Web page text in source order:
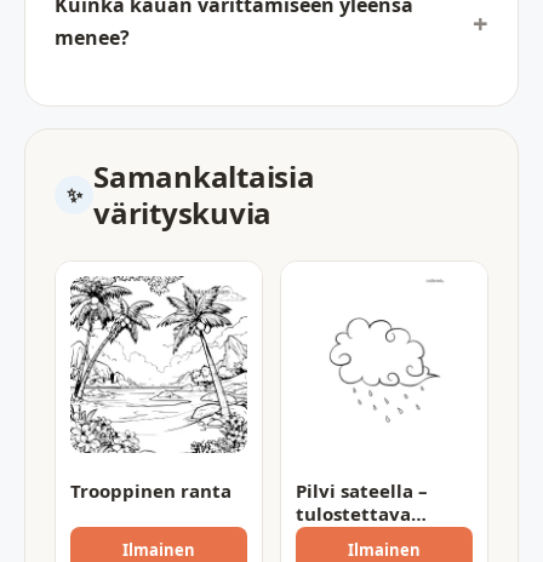
menee?
Samankaltaisia
värityskuvia
Trooppinen ranta
Ilmainen
Pilvi sateella –
tulostettava
värityssivu
Ilmainen